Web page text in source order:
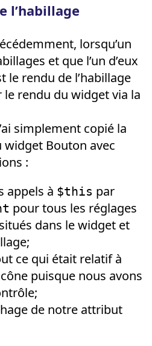
l’habillage
lorsqu’un
et que l’un d’eux
le rendu de l’habillage
rendu du widget via la
simplement copié la
widget Bouton avec
:
appels à $this par
pour tous les réglages
dans le widget et
ce qui était relatif à
puisque nous avons
de notre attribut